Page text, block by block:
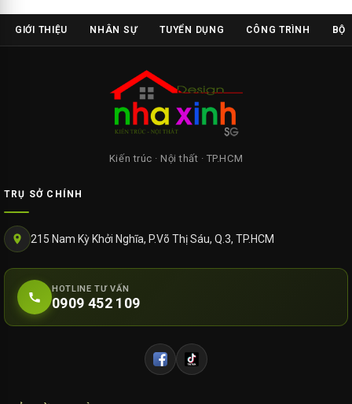
GIỚI THIỆU NHÂN SỰ TUYỂN DỤNG CÔNG TRÌNH BỘ
Kiến trúc · Nội thất · TP.HCM
TRỤ SỞ CHÍNH
215 Nam Kỳ Khởi Nghĩa, P.Võ Thị Sáu, Q.3, TP.HCM
HOTLINE TƯ VẤN
0909 452 109